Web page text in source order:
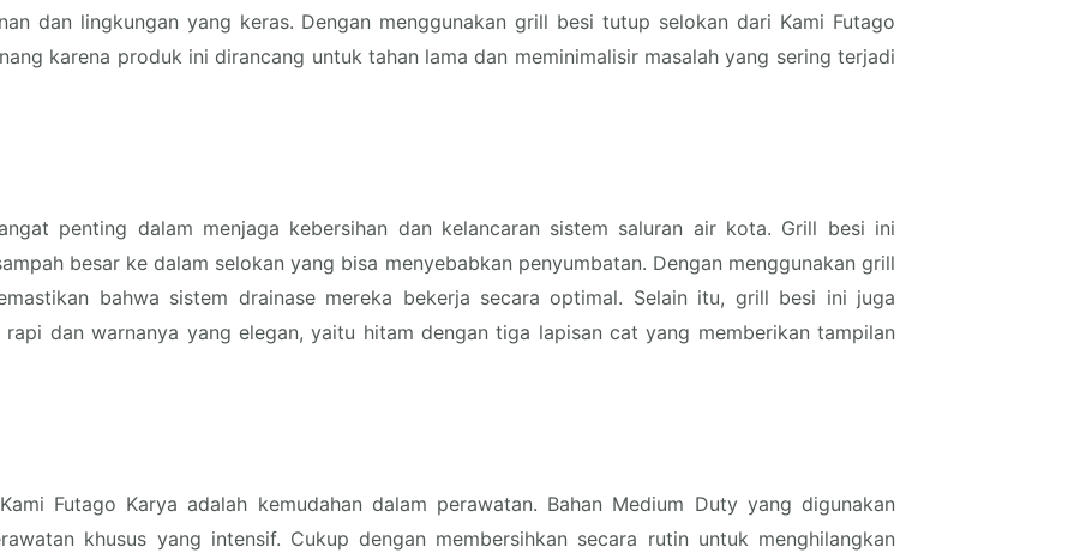
dan lingkungan yang keras. Dengan menggunakan grill besi tutup selokan dari Kami Futago
karena produk ini dirancang untuk tahan lama dan meminimalisir masalah yang sering terjadi
penting dalam menjaga kebersihan dan kelancaran sistem saluran air kota. Grill besi ini
besar ke dalam selokan yang bisa menyebabkan penyumbatan. Dengan menggunakan grill
bahwa sistem drainase mereka bekerja secara optimal. Selain itu, grill besi ini juga
dan warnanya yang elegan, yaitu hitam dengan tiga lapisan cat yang memberikan tampilan
Futago Karya adalah kemudahan dalam perawatan. Bahan Medium Duty yang digunakan
khusus yang intensif. Cukup dengan membersihkan secara rutin untuk menghilangkan